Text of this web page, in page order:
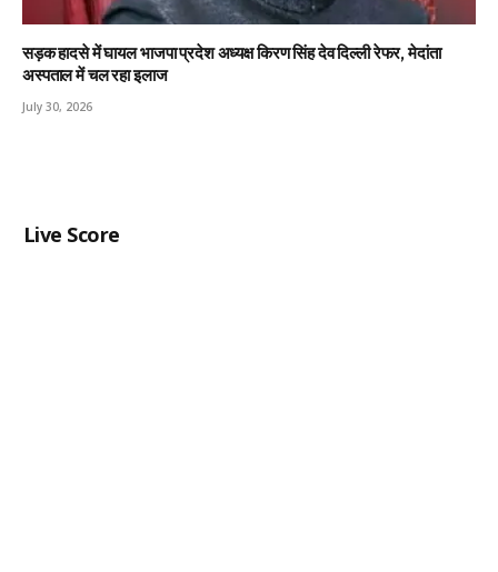
सड़क हादसे में घायल भाजपा प्रदेश अध्यक्ष किरण सिंह देव दिल्ली रेफर, मेदांता
अस्पताल में चल रहा इलाज
July 30, 2026
Live Score